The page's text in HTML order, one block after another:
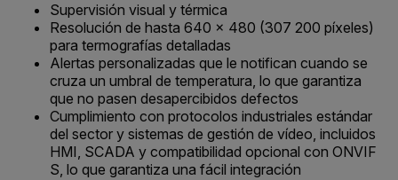
Supervisión visual y térmica
Resolución de hasta 640 × 480 (307 200 píxeles)
para termografías detalladas
Alertas personalizadas que le notifican cuando se
cruza un umbral de temperatura, lo que garantiza
que no pasen desapercibidos defectos
Cumplimiento con protocolos industriales estándar
del sector y sistemas de gestión de vídeo, incluidos
HMI, SCADA y compatibilidad opcional con ONVIF
S, lo que garantiza una fácil integración